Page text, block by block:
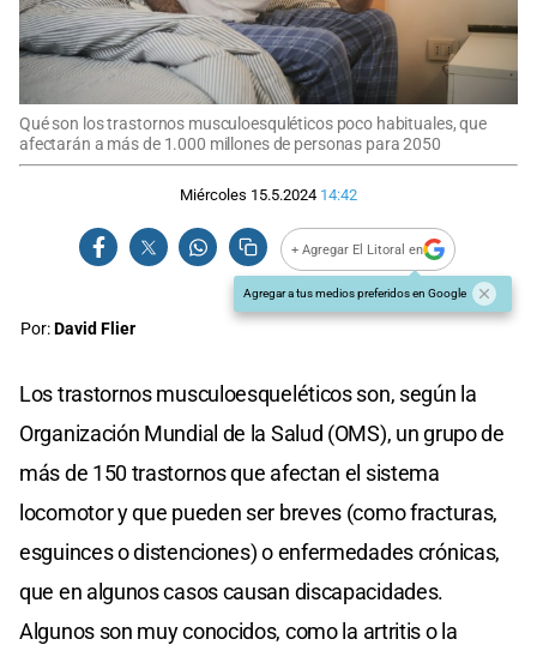
Qué son los trastornos musculoesquléticos poco habituales, que
afectarán a más de 1.000 millones de personas para 2050
Miércoles 15.5.2024 14:42
+ Agregar El Litoral en
Agregar a tus medios preferidos en Google
Por:David Flier
Los trastornos musculoesqueléticos son, según la
Organización Mundial de la Salud (OMS), un grupo de
más de 150 trastornos que afectan el sistema
locomotor y que pueden ser breves (como fracturas,
esguinces o distenciones) o enfermedades crónicas,
que en algunos casos causan discapacidades.
Algunos son muy conocidos, como la artritis o la